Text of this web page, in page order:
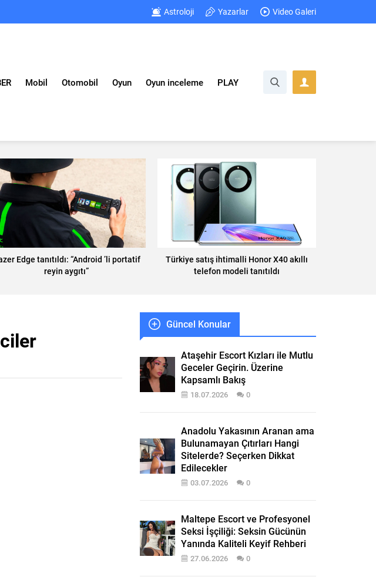
Astroloji Yazarlar Video Galeri
Mobil Otomobil Oyun Oyun inceleme PLAY
Edge tanıtıldı: “Android ’li portatif
reyin aygıtı”
Türkiye satış ihtimalli Honor X40 akıllı
telefon modeli tanıtıldı
Güncel Konular
Ataşehir Escort Kızları ile Mutlu
Geceler Geçirin. Üzerine
Kapsamlı Bakış
18.07.2026 0
Anadolu Yakasının Aranan ama
Bulunamayan Çıtırları Hangi
Sitelerde? Seçerken Dikkat
Edilecekler
03.07.2026 0
Maltepe Escort ve Profesyonel
Seksi İşçiliği: Seksin Gücünün
Yanında Kaliteli Keyif Rehberi
27.06.2026 0